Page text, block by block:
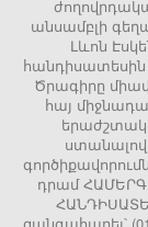
անսամբլի
Լևոն
հանդիսատեսին
Ծրագիրը
հայ
ստանալով
դրամ